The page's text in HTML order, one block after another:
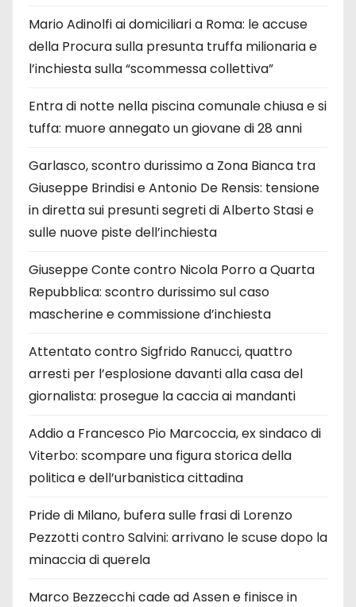
Mario Adinolfi ai domiciliari a Roma: le accuse
della Procura sulla presunta truffa milionaria e
l’inchiesta sulla “scommessa collettiva”
Entra di notte nella piscina comunale chiusa e si
tuffa: muore annegato un giovane di 28 anni
Garlasco, scontro durissimo a Zona Bianca tra
Giuseppe Brindisi e Antonio De Rensis: tensione
in diretta sui presunti segreti di Alberto Stasi e
sulle nuove piste dell’inchiesta
Giuseppe Conte contro Nicola Porro a Quarta
Repubblica: scontro durissimo sul caso
mascherine e commissione d’inchiesta
Attentato contro Sigfrido Ranucci, quattro
arresti per l’esplosione davanti alla casa del
giornalista: prosegue la caccia ai mandanti
Addio a Francesco Pio Marcoccia, ex sindaco di
Viterbo: scompare una figura storica della
politica e dell’urbanistica cittadina
Pride di Milano, bufera sulle frasi di Lorenzo
Pezzotti contro Salvini: arrivano le scuse dopo la
minaccia di querela
Marco Bezzecchi cade ad Assen e finisce in